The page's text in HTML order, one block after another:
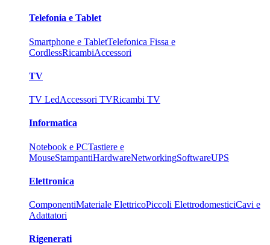
Telefonia e Tablet
Smartphone e TabletTelefonica Fissa e
CordlessRicambiAccessori
TV
TV LedAccessori TVRicambi TV
Informatica
Notebook e PCTastiere e
MouseStampantiHardwareNetworkingSoftwareUPS
Elettronica
ComponentiMateriale ElettricoPiccoli ElettrodomesticiCavi e
Adattatori
Rigenerati